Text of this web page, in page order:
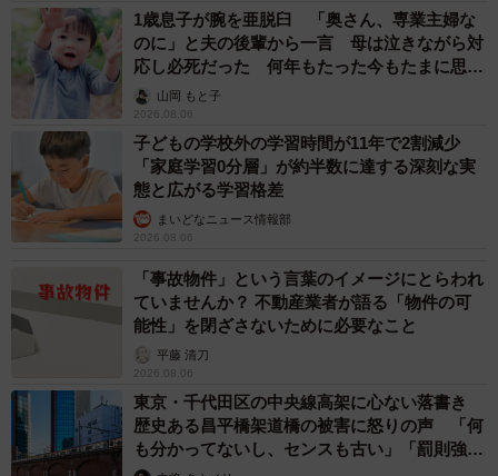
1歳息子が腕を亜脱臼 「奥さん、専業主婦な
のに」と夫の後輩から一言 母は泣きながら対
応し必死だった 何年もたった今もたまに思い
出し…山岡 もと子
2026.08.06
子どもの学校外の学習時間が11年で2割減少
「家庭学習0分層」が約半数に達する深刻な実
態と広がる学習格差
まいどなニュース情報部
2026.08.06
「事故物件」という言葉のイメージにとらわれ
ていませんか？ 不動産業者が語る「物件の可
能性」を閉ざさないために必要なこと
平藤 清刀
2026.08.06
東京・千代田区の中央線高架に心ない落書き
歴史ある昌平橋架道橋の被害に怒りの声 「何
も分かってないし、センスも古い」「罰則強化